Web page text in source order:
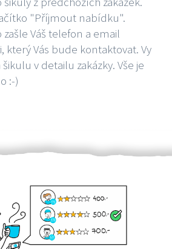
"Příjmout nabídku".
Váš telefon a email
který Vás bude kontaktovat. Vy
v detailu zakázky. Vše je
:-)